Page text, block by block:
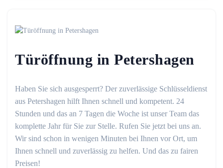
Türöffnung in Petershagen
Haben Sie sich ausgesperrt? Der zuverlässige Schlüsseldienst
aus Petershagen hilft Ihnen schnell und kompetent. 24
Stunden und das an 7 Tagen die Woche ist unser Team das
komplette Jahr für Sie zur Stelle. Rufen Sie jetzt bei uns an.
Wir sind schon in wenigen Minuten bei Ihnen vor Ort, um
Ihnen schnell und zuverlässig zu helfen. Und das zu fairen
Preisen!